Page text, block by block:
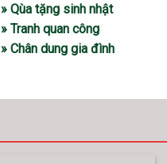
» Qùa tặng sinh nhật
» Tranh quan công
» Chân dung gia đình